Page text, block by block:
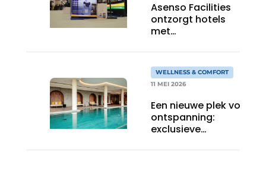
Asenso Facilities
ontzorgt hotels
met
receptie en
schoonmaak
WELLNESS & COMFORT
11 MEI 2026
Een nieuwe plek voor
ontspanning:
exclusieve
bij Hotel Eindhoven-